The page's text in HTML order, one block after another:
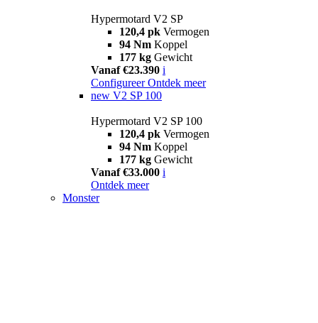
Hypermotard V2 SP
120,4 pk Vermogen
94 Nm Koppel
177 kg Gewicht
Vanaf €23.390 i
Configureer Ontdek meer
new V2 SP 100
Hypermotard V2 SP 100
120,4 pk Vermogen
94 Nm Koppel
177 kg Gewicht
Vanaf €33.000 i
Ontdek meer
Monster